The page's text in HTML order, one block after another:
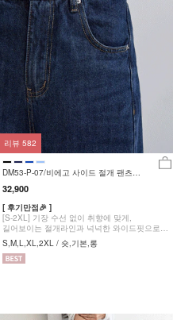
DM53-P-07/비에고 사이드 절개 팬츠
_HR
32,900
[ 후기만점🎉 ]
[S-2XL] 기장 수선 없이 취향에 맞게,
길어보이는 절개라인과 넉넉한 와이드핏으로
체형커버까지 완벽한 팬츠
S,M,L,XL,2XL / 숏,기본,롱
리뷰 582